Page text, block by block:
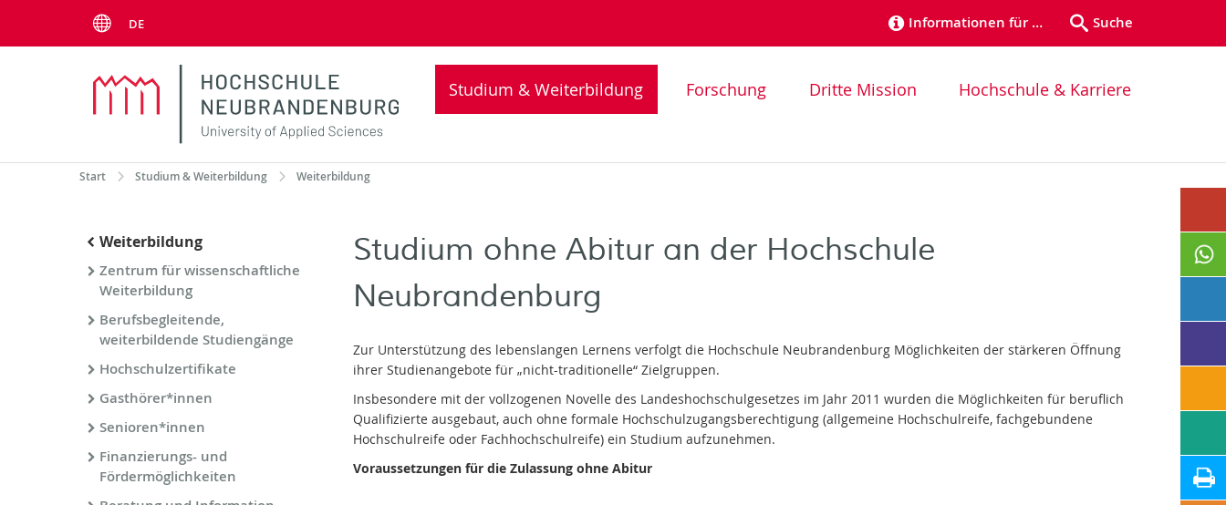
DE Informationen für … Suche
Studium & Weiterbildung Forschung Dritte Mission Hochschule & Karriere
Start Studium & Weiterbildung Weiterbildung
Weiterbildung
Zentrum für wissenschaftliche
Weiterbildung
Berufsbegleitende,
weiterbildende Studiengänge
Hochschulzertifikate
Gasthörer*innen
Senioren*innen
Finanzierungs- und
Fördermöglichkeiten
Studium ohne Abitur an der Hochschule
Neubrandenburg
Zur Unterstützung des lebenslangen Lernens verfolgt die Hochschule Neubrandenburg Möglichkeiten der stärkeren Öffnung
ihrer Studienangebote für „nicht-traditionelle“ Zielgruppen.
Insbesondere mit der vollzogenen Novelle des Landeshochschulgesetzes im Jahr 2011 wurden die Möglichkeiten für beruflich
Qualifizierte ausgebaut, auch ohne formale Hochschulzugangsberechtigung (allgemeine Hochschulreife, fachgebundene
Hochschulreife oder Fachhochschulreife) ein Studium aufzunehmen.
Voraussetzungen für die Zulassung ohne Abitur